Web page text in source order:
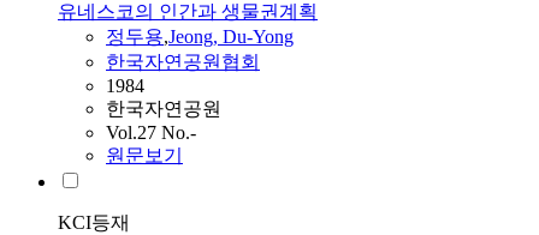
유네스코의 인간과 생물권계획
정두용,Jeong, Du-Yong
한국자연공원협회
1984
한국자연공원
Vol.27 No.-
원문보기
KCI등재